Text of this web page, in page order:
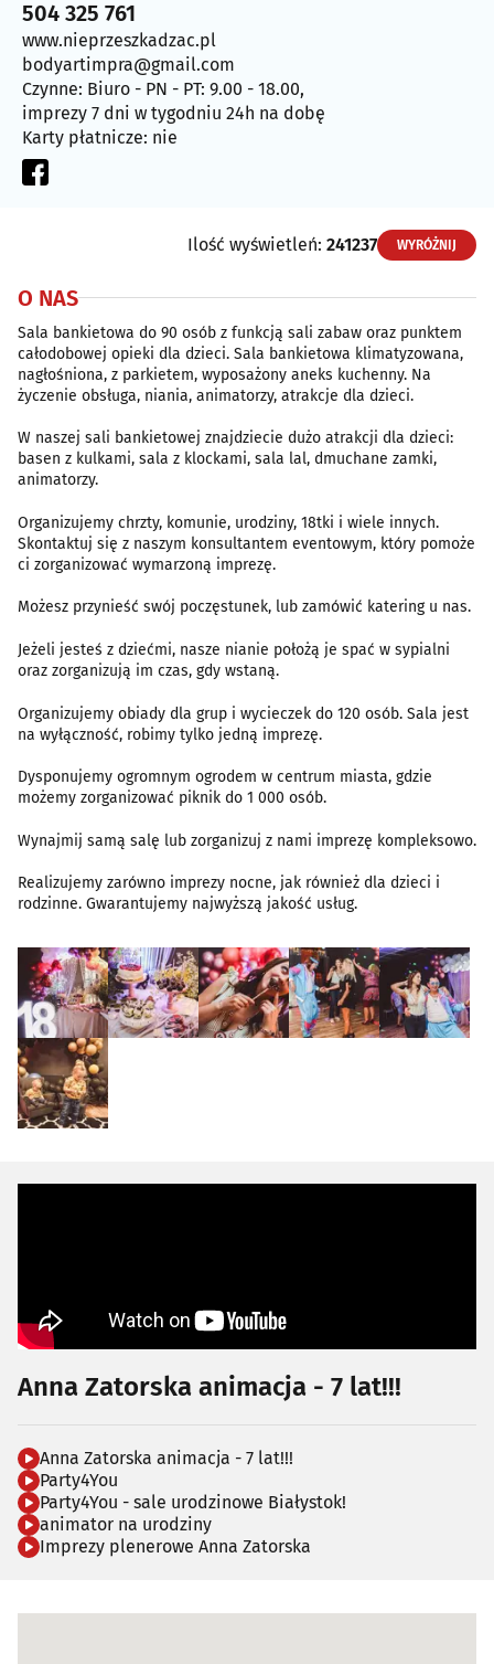
504 325 761
www.nieprzeszkadzac.pl
bodyartimpra@gmail.com
Czynne: Biuro - PN - PT: 9.00 - 18.00,
imprezy 7 dni w tygodniu 24h na dobę
Karty płatnicze: nie
Ilość wyświetleń: 241237 WYRÓŻNIJ
O NAS
Sala bankietowa do 90 osób z funkcją sali zabaw oraz punktem
całodobowej opieki dla dzieci. Sala bankietowa klimatyzowana,
nagłośniona, z parkietem, wyposażony aneks kuchenny. Na
życzenie obsługa, niania, animatorzy, atrakcje dla dzieci.
W naszej sali bankietowej znajdziecie dużo atrakcji dla dzieci:
basen z kulkami, sala z klockami, sala lal, dmuchane zamki,
animatorzy.
Organizujemy chrzty, komunie, urodziny, 18tki i wiele innych.
Skontaktuj się z naszym konsultantem eventowym, który pomoże
ci zorganizować wymarzoną imprezę.
Możesz przynieść swój poczęstunek, lub zamówić katering u nas.
Jeżeli jesteś z dziećmi, nasze nianie położą je spać w sypialni
oraz zorganizują im czas, gdy wstaną.
Organizujemy obiady dla grup i wycieczek do 120 osób. Sala jest
na wyłączność, robimy tylko jedną imprezę.
Dysponujemy ogromnym ogrodem w centrum miasta, gdzie
możemy zorganizować piknik do 1 000 osób.
Wynajmij samą salę lub zorganizuj z nami imprezę kompleksowo.
Realizujemy zarówno imprezy nocne, jak również dla dzieci i
rodzinne. Gwarantujemy najwyższą jakość usług.
Anna Zatorska animacja - 7 lat!!!
Anna Zatorska animacja - 7 lat!!!
Party4You
Party4You - sale urodzinowe Białystok!
animator na urodziny
Imprezy plenerowe Anna Zatorska